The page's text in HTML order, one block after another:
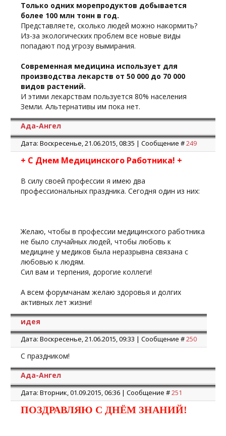
Только одних морепродуктов добывается
более 100 млн тонн в год.
Представляете, сколько людей можно накормить?
Из-за экологических проблем все новые виды
попадают под угрозу вымирания.
Современная медицина использует для
производства лекарств от 50 000 до 70 000
видов растений.
И этими лекарствам пользуется 80% населения
Земли. Альтернативы им пока нет.
Ада-Ангел
Дата: Воскресенье, 21.06.2015, 08:35 | Сообщение #249
+ С Днем Медицинского Работника! +
В силу своей профессии я имею два
профессиональных праздника. Сегодня один из них:
Желаю, чтобы в профессии медицинского работника
не было случайных людей, чтобы любовь к
медицине у медиков была неразрывна связана с
любовью к людям.
Сил вам и терпения, дорогие коллеги!
А всем форумчанам желаю здоровья и долгих
активных лет жизни!
идея
Дата: Воскресенье, 21.06.2015, 09:33 | Сообщение #250
С праздником!
Ада-Ангел
Дата: Вторник, 01.09.2015, 06:36 | Сообщение #251
ПОЗДРАВЛЯЮ С ДНЁМ ЗНАНИЙ!